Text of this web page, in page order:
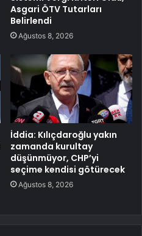
Asgari ÖTV Tutarları
Belirlendi
Ağustos 8, 2026
İddia: Kılıçdaroğlu yakın
zamanda kurultay
düşünmüyor, CHP’yi
seçime kendisi götürecek
Ağustos 8, 2026